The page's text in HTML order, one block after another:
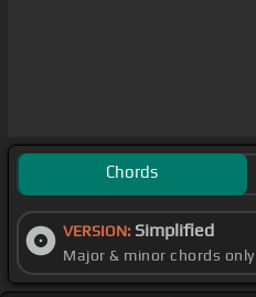
Chords
VERSION: Simplified
Major & minor chords only